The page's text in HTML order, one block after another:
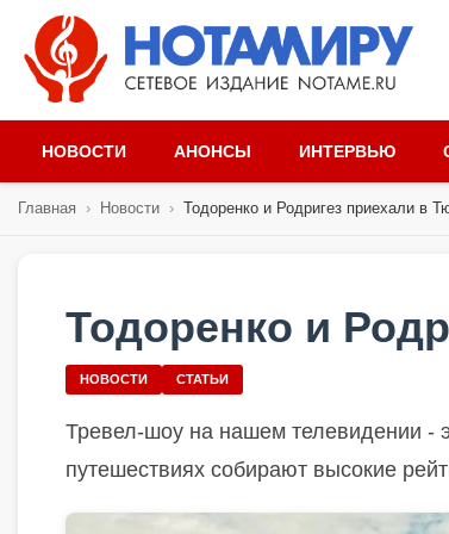
НОВОСТИ АНОНСЫ ИНТЕРВЬЮ
Главная › Новости › Тодоренко и Родригез приехали в
Тодоренко и
НОВОСТИ СТАТЬИ
Тревел-шоу на нашем телевидении -
путешествиях собирают высокие